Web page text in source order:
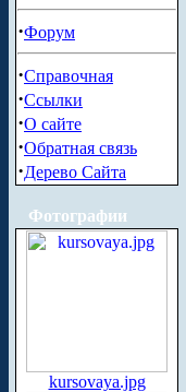
·Форум
·Справочная
·Ссылки
·О сайте
·Обратная связь
·Дерево Сайта
Фотографии
kursovaya.jpg